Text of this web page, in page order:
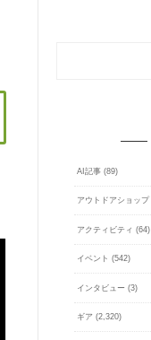
AI記事 (89)
アウトドアショップ
アクティビティ (64)
イベント (542)
インタビュー (3)
ギア (2,320)